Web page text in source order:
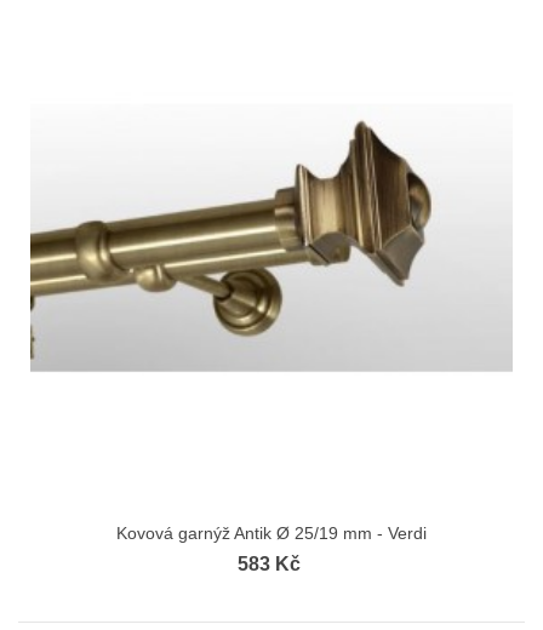
Kovová garnýž Antik Ø 25/19 mm - Verdi
583 Kč